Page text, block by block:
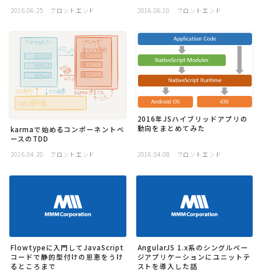
2016.06.25 フロントエンド 2016.06.10 フロントエンド
karmaで始めるコンポーネントベ
ースのTDD
2016.04.20 フロントエンド
2016年JSハイブリッドアプリの
動向をまとめてみた
2016.04.08 フロントエンド
Flowtypeに入門してJavaScript
コードで静的型付けの恩恵をうけ
るところまで
AngularJS 1.x系のシングルペー
ジアプリケーションにユニットテ
ストを導入した話